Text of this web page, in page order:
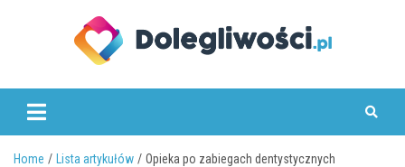
dolegliwosci.pl
Home Lista artykułów Opieka po zabiegach dentystycznych